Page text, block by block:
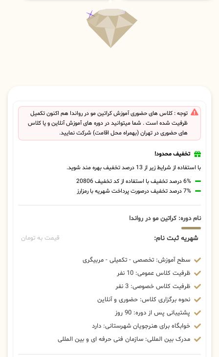
توجه : کلاس های حضوری آموزش کراتین مو در رواندا هم اکنون تکمیل
ظرفیت شده است . شما میتوانید در دوره های آموزش آنلاین و یا کلاس
های حضوری در تهران (بهمراه محل اقامت) شرکت نمایید.
تخفیف محدود!
با استفاده از شرایط زیر از 13 درصد تخفیف بهره مند شوید.
6% درصد تخفیف با استفاده از کد تخفیف 20806
7% درصد تخفیف درصورت پرداخت شهریه با رمزارز
نام دوره: کراتین مو در رواندا
شهریه ثبت نام: قیمت به تومان
سطح آموزش: تخصصی - تکمیلی - مربیگری
ظرفیت کلاس عمومی: 10 نفر
ظرفیت کلاس خصوصی: 3 نفر
نحوه برگزاری کلاس: حضوری و آنلاین
پشتیبانی پس از دوره: 90 روز
خوابگاه برای هنرجویان شهرستانی: دارد
مدرک بین المللی: سازمان فنی حرفه ای و بین المللی